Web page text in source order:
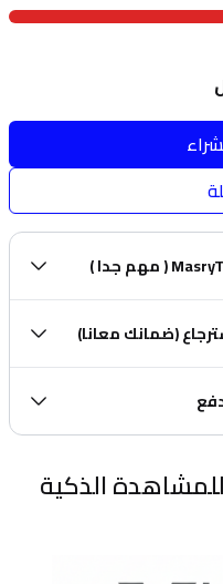
(ضمانك معانا)